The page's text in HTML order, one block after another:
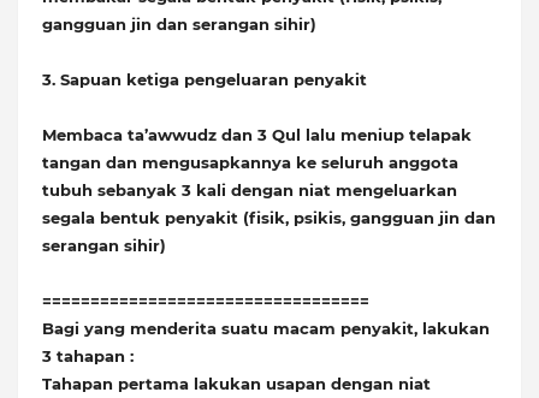
gangguan jin dan serangan sihir)
3. Sapuan ketiga pengeluaran penyakit
Membaca ta’awwudz dan 3 Qul lalu meniup telapak
tangan dan mengusapkannya ke seluruh anggota
tubuh sebanyak 3 kali dengan niat mengeluarkan
segala bentuk penyakit (fisik, psikis, gangguan jin dan
serangan sihir)
==================================
Bagi yang menderita suatu macam penyakit, lakukan
3 tahapan :
Tahapan pertama lakukan usapan dengan niat